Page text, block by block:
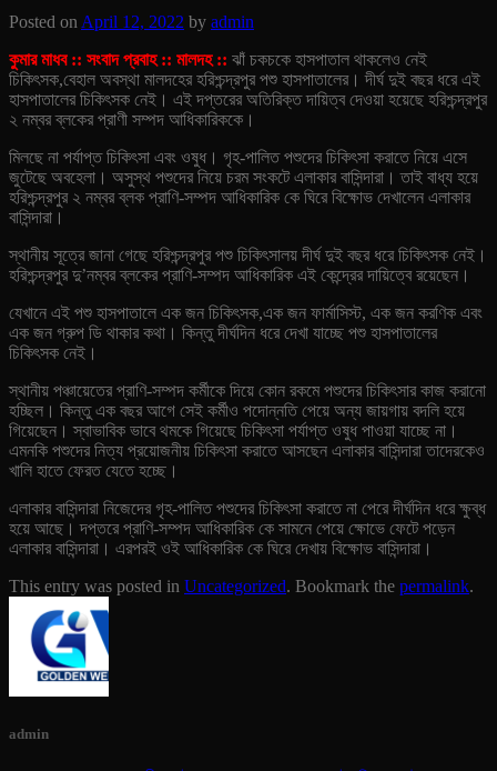
Posted on April 12, 2022 by admin
কুমার মাধব :: সংবাদ প্রবাহ :: মালদহ :: ঝাঁ চকচকে হাসপাতাল থাকলেও নেই
চিকিৎসক,বেহাল অবস্থা মালদহের হরিশ্চন্দ্রপুর পশু হাসপাতালের। দীর্ঘ দুই বছর ধরে এই
হাসপাতালের চিকিৎসক নেই। এই দপ্তরের অতিরিক্ত দায়িত্ব দেওয়া হয়েছে হরিশ্চন্দ্রপুর
২ নম্বর ব্লকের প্রাণী সম্পদ আধিকারিককে।
মিলছে না পর্যাপ্ত চিকিৎসা এবং ওষুধ। গৃহ-পালিত পশুদের চিকিৎসা করাতে নিয়ে এসে
জুটেছে অবহেলা। অসুস্থ পশুদের নিয়ে চরম সংকটে এলাকার বাসিন্দারা। তাই বাধ্য হয়ে
হরিশ্চন্দ্রপুর ২ নম্বর ব্লক প্রাণি-সম্পদ আধিকারিক কে ঘিরে বিক্ষোভ দেখালেন এলাকার
বাসিন্দারা।
স্থানীয় সূত্রে জানা গেছে হরিশ্চন্দ্রপুর পশু চিকিৎসালয় দীর্ঘ দুই বছর ধরে চিকিৎসক নেই।
হরিশ্চন্দ্রপুর দু’নম্বর ব্লকের প্রাণি-সম্পদ আধিকারিক এই কেন্দ্রের দায়িত্বে রয়েছেন।
যেখানে এই পশু হাসপাতালে এক জন চিকিৎসক,এক জন ফার্মাসিস্ট, এক জন করণিক এবং
এক জন গ্রুপ ডি থাকার কথা। কিন্তু দীর্ঘদিন ধরে দেখা যাচ্ছে পশু হাসপাতালের
চিকিৎসক নেই।
স্থানীয় পঞ্চায়েতের প্রাণি-সম্পদ কর্মীকে দিয়ে কোন রকমে পশুদের চিকিৎসার কাজ করানো
হচ্ছিল। কিন্তু এক বছর আগে সেই কর্মীও পদোন্নতি পেয়ে অন্য জায়গায় বদলি হয়ে
গিয়েছেন। স্বাভাবিক ভাবে থমকে গিয়েছে চিকিৎসা পর্যাপ্ত ওষুধ পাওয়া যাচ্ছে না।
এমনকি পশুদের নিত্য প্রয়োজনীয় চিকিৎসা করাতে আসছেন এলাকার বাসিন্দারা তাদেরকেও
খালি হাতে ফেরত যেতে হচ্ছে।
এলাকার বাসিন্দারা নিজেদের গৃহ-পালিত পশুদের চিকিৎসা করাতে না পেরে দীর্ঘদিন ধরে ক্ষুব্ধ
হয়ে আছে। দপ্তরে প্রাণি-সম্পদ আধিকারিক কে সামনে পেয়ে ক্ষোভে ফেটে পড়েন
এলাকার বাসিন্দারা। এরপরই ওই আধিকারিক কে ঘিরে দেখায় বিক্ষোভ বাসিন্দারা।
This entry was posted in Uncategorized. Bookmark the permalink.
admin